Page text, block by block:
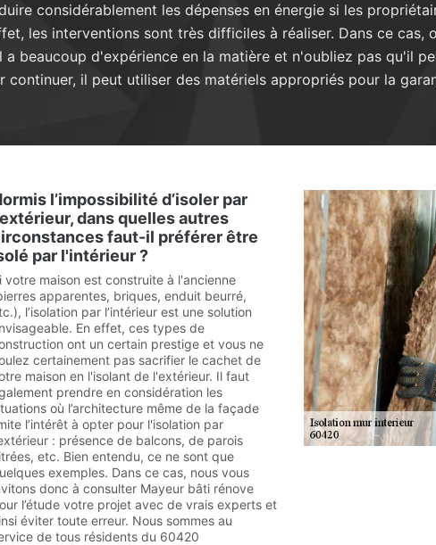
considérablement les dépenses en énergie si les
les interventions sont très difficiles à réaliser. Dans ce
a beaucoup d'expérience en la matière et n'oubliez pas qu'il
continuer, il peut utiliser des matériels appropriés pour la
l’impossibilité d’isoler par
dans quelles autres
faut-il préférer être
par l'intérieur ?
votre maison est construite à l'ancienne
apparentes, briques, enduit beurré,
l’isolation par l’intérieur est une solution
En effet, ces types de
ont un certain prestige et vous ne
certainement pas sacrifier le cachet de
maison en l'isolant de l'extérieur. Il faut
prendre en considération les
où l’architecture même de la façade
l’intérêt à opter pour l'isolation par
: présence de balcons, de parois
etc. Bien entendu, ce ne sont que
exemples. Dans ce cas, nous vous
donc à consulter Mayeur bâti rénove
l’étude votre projet avec de vrais experts et
éviter toute erreur. Nous sommes au
de tous résidents du 60420